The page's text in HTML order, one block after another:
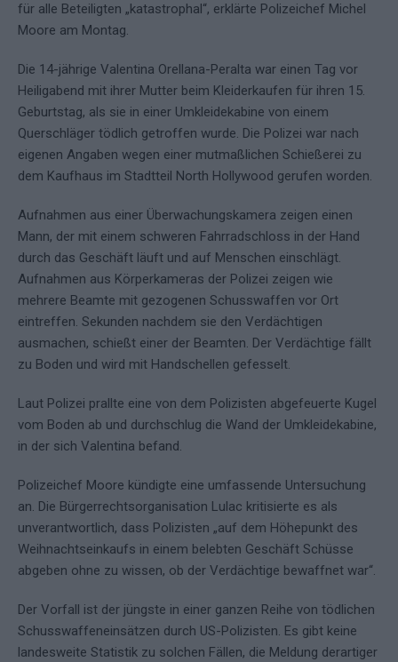
für alle Beteiligten „katastrophal“, erklärte Polizeichef Michel
Moore am Montag.
Die 14-jährige Valentina Orellana-Peralta war einen Tag vor
Heiligabend mit ihrer Mutter beim Kleiderkaufen für ihren 15.
Geburtstag, als sie in einer Umkleidekabine von einem
Querschläger tödlich getroffen wurde. Die Polizei war nach
eigenen Angaben wegen einer mutmaßlichen Schießerei zu
dem Kaufhaus im Stadtteil North Hollywood gerufen worden.
Aufnahmen aus einer Überwachungskamera zeigen einen
Mann, der mit einem schweren Fahrradschloss in der Hand
durch das Geschäft läuft und auf Menschen einschlägt.
Aufnahmen aus Körperkameras der Polizei zeigen wie
mehrere Beamte mit gezogenen Schusswaffen vor Ort
eintreffen. Sekunden nachdem sie den Verdächtigen
ausmachen, schießt einer der Beamten. Der Verdächtige fällt
zu Boden und wird mit Handschellen gefesselt.
Laut Polizei prallte eine von dem Polizisten abgefeuerte Kugel
vom Boden ab und durchschlug die Wand der Umkleidekabine,
in der sich Valentina befand.
Polizeichef Moore kündigte eine umfassende Untersuchung
an. Die Bürgerrechtsorganisation Lulac kritisierte es als
unverantwortlich, dass Polizisten „auf dem Höhepunkt des
Weihnachtseinkaufs in einem belebten Geschäft Schüsse
abgeben ohne zu wissen, ob der Verdächtige bewaffnet war“.
Der Vorfall ist der jüngste in einer ganzen Reihe von tödlichen
Schusswaffeneinsätzen durch US-Polizisten. Es gibt keine
landesweite Statistik zu solchen Fällen, die Meldung derartiger